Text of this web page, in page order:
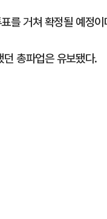
를 거쳐 확정될 예정이
총파업은 유보됐다.